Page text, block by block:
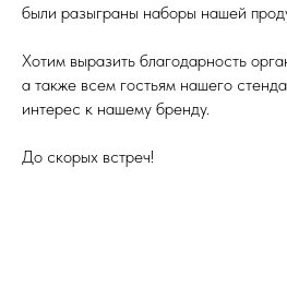
были разыграны наборы нашей
Хотим выразить благодарность
а также всем гостьям нашего
интерес к нашему бренду.
До скорых встреч!